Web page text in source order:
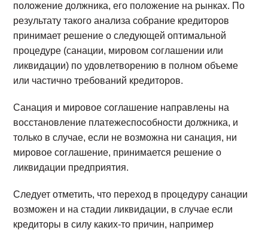
положение должника, его положение на рынках. По
результату такого анализа собрание кредиторов
принимает решение о следующей оптимальной
процедуре (санации, мировом соглашении или
ликвидации) по удовлетворению в полном объеме
или частично требований кредиторов.
Санация и мировое соглашение направлены на
восстановление платежеспособности должника, и
только в случае, если не возможна ни санация, ни
мировое соглашение, принимается решение о
ликвидации предприятия.
Следует отметить, что переход в процедуру санации
возможен и на стадии ликвидации, в случае если
кредиторы в силу каких-то причин, например